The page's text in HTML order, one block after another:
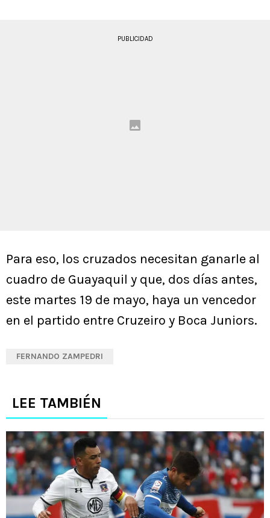
PUBLICIDAD
Para eso, los cruzados necesitan ganarle al
cuadro de Guayaquil y que, dos días antes,
este martes 19 de mayo, haya un vencedor
en el partido entre Cruzeiro y Boca Juniors.
FERNANDO ZAMPEDRI
LEE TAMBIÉN